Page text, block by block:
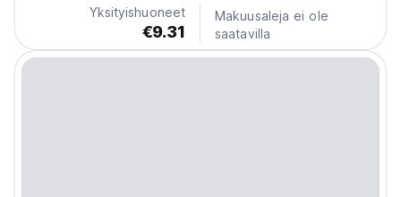
Yksityishuoneet
€9.31
Makuusaleja ei ole
saatavilla